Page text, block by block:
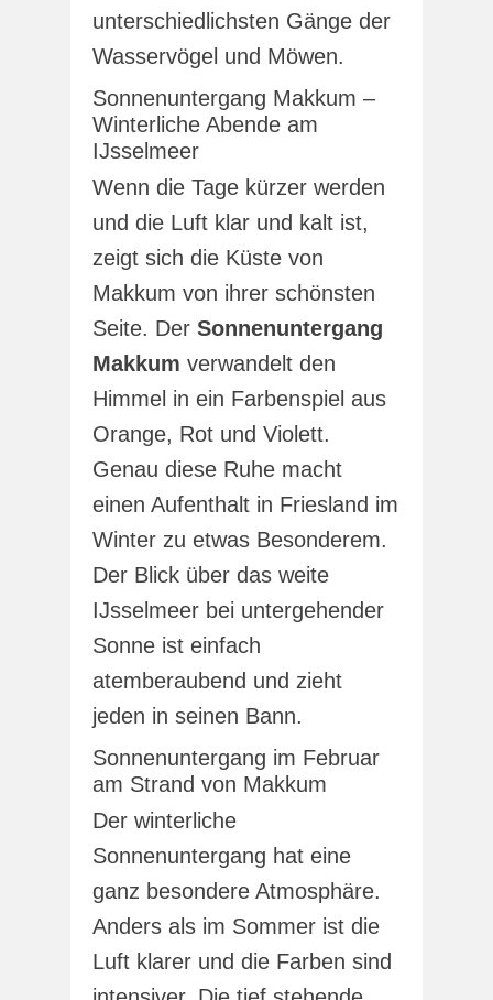
unterschiedlichsten Gänge der
Wasservögel und Möwen.
Sonnenuntergang Makkum –
Winterliche Abende am
IJsselmeer
Wenn die Tage kürzer werden
und die Luft klar und kalt ist,
zeigt sich die Küste von
Makkum von ihrer schönsten
Seite. Der Sonnenuntergang
Makkum verwandelt den
Himmel in ein Farbenspiel aus
Orange, Rot und Violett.
Genau diese Ruhe macht
einen Aufenthalt in Friesland im
Winter zu etwas Besonderem.
Der Blick über das weite
IJsselmeer bei untergehender
Sonne ist einfach
atemberaubend und zieht
jeden in seinen Bann.
Sonnenuntergang im Februar
am Strand von Makkum
Der winterliche
Sonnenuntergang hat eine
ganz besondere Atmosphäre.
Anders als im Sommer ist die
Luft klarer und die Farben sind